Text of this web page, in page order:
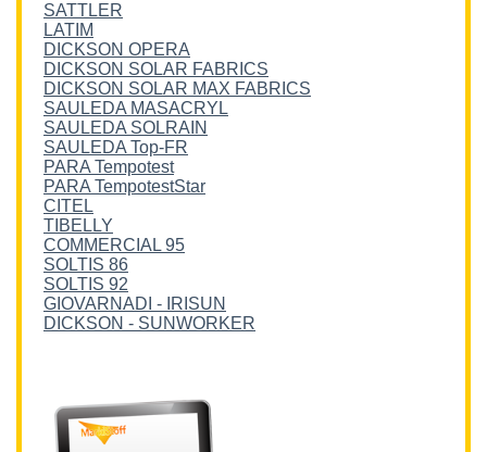
SATTLER
LATIM
DICKSON OPERA
DICKSON SOLAR FABRICS
DICKSON SOLAR MAX FABRICS
SAULEDA MASACRYL
SAULEDA SOLRAIN
SAULEDA Top-FR
PARA Tempotest
PARA TempotestStar
CITEL
TIBELLY
COMMERCIAL 95
SOLTIS 86
SOLTIS 92
GIOVARNADI - IRISUN
DICKSON - SUNWORKER